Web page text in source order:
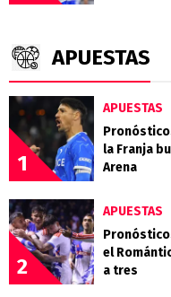
APUESTAS
1
APUESTAS
la Franja
Arena
2
APUESTAS
el
a tres